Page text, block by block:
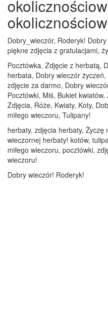
Dobry_wieczór, Roderyk!
piękne zdjęcia z gratulacjami,
Pocztówka, Zdjęcie z herbatą,
herbata, Dobry wieczór
zdjęcie za darmo, Dobry
Pocztówki, Miś, Bukiet
Zdjęcia, Róże, Kwiaty, Koty,
miłego wieczoru, Tulipany!
herbaty, zdjęcia herbaty, Życzę
wieczornej herbaty! kotów,
miłego wieczoru, pocztówki,
wieczoru!
Dobry wieczór! Roderyk!